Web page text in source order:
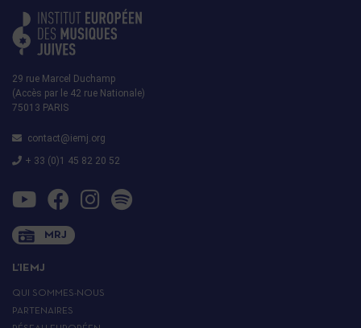
29 rue Marcel Duchamp
(Accès par le 42 rue Nationale)
75013 PARIS
contact@iemj.org
+ 33 (0)1 45 82 20 52
MRJ
L’IEMJ
QUI SOMMES-NOUS
PARTENAIRES